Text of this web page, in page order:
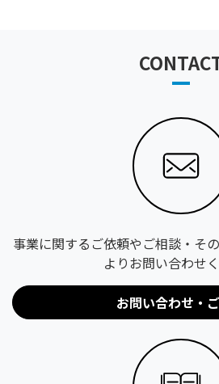
事業に関するご依頼やご相談・そ
よりお問い合わせ
お問い合わせ・